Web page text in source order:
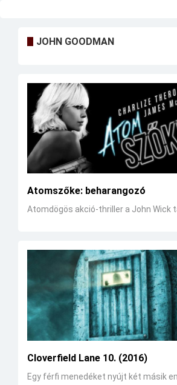
JOHN GOODMAN
Atomszőke: beharangozó
Atomdögös akció-thriller a John Wick
Cloverfield Lane 10. (2016)
Egy férfi menedéket nyújt két másik